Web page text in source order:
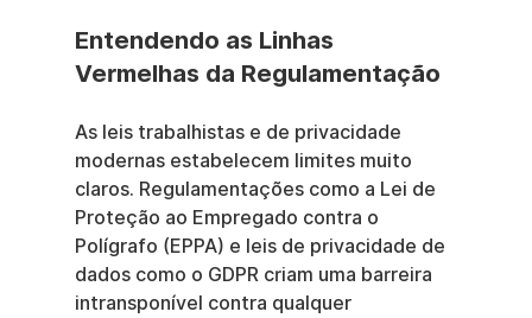
Entendendo as Linhas
Vermelhas da Regulamentação
As leis trabalhistas e de privacidade
modernas estabelecem limites muito
claros. Regulamentações como a Lei de
Proteção ao Empregado contra o
Polígrafo (EPPA) e leis de privacidade de
dados como o GDPR criam uma barreira
intransponível contra qualquer